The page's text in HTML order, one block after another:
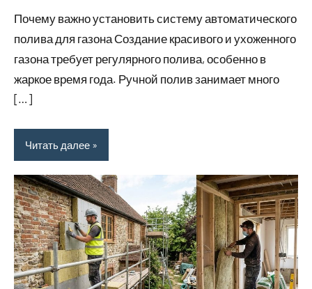
Почему важно установить систему автоматического
полива для газона Создание красивого и ухоженного
газона требует регулярного полива, особенно в
жаркое время года. Ручной полив занимает много
[…]
Читать далее